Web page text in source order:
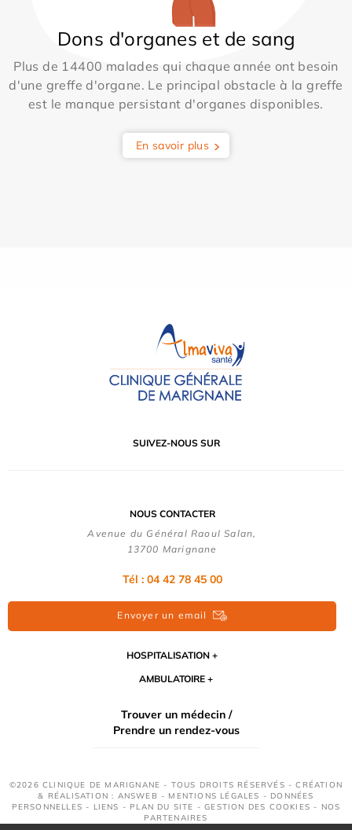
Dons d'organes et de sang
Plus de 14400 malades qui chaque année ont besoin
d'une greffe d'organe. Le principal obstacle à la greffe
est le manque persistant d'organes disponibles.
En savoir plus
SUIVEZ-NOUS SUR
NOUS CONTACTER
Avenue du Général Raoul Salan,
13700 Marignane
Tél : 04 42 78 45 00
Envoyer un email
HOSPITALISATION
AMBULATOIRE
Trouver un médecin /
Prendre un rendez-vous
©2026 CLINIQUE DE MARIGNANE - TOUS DROITS RÉSERVÉS - CRÉATION
& RÉALISATION : ANSWEB - MENTIONS LÉGALES - DONNÉES
PERSONNELLES - LIENS - PLAN DU SITE -GESTION DES COOKIES - NOS
PARTENAIRES